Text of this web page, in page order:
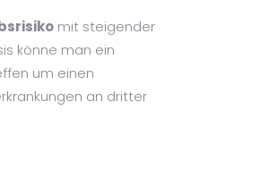
mit steigender
könne man ein
um einen
an dritter